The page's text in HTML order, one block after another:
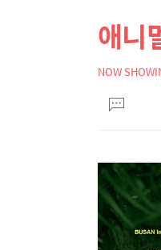
상
컨
텐
본
문
제
애니
NOW
문댓
글